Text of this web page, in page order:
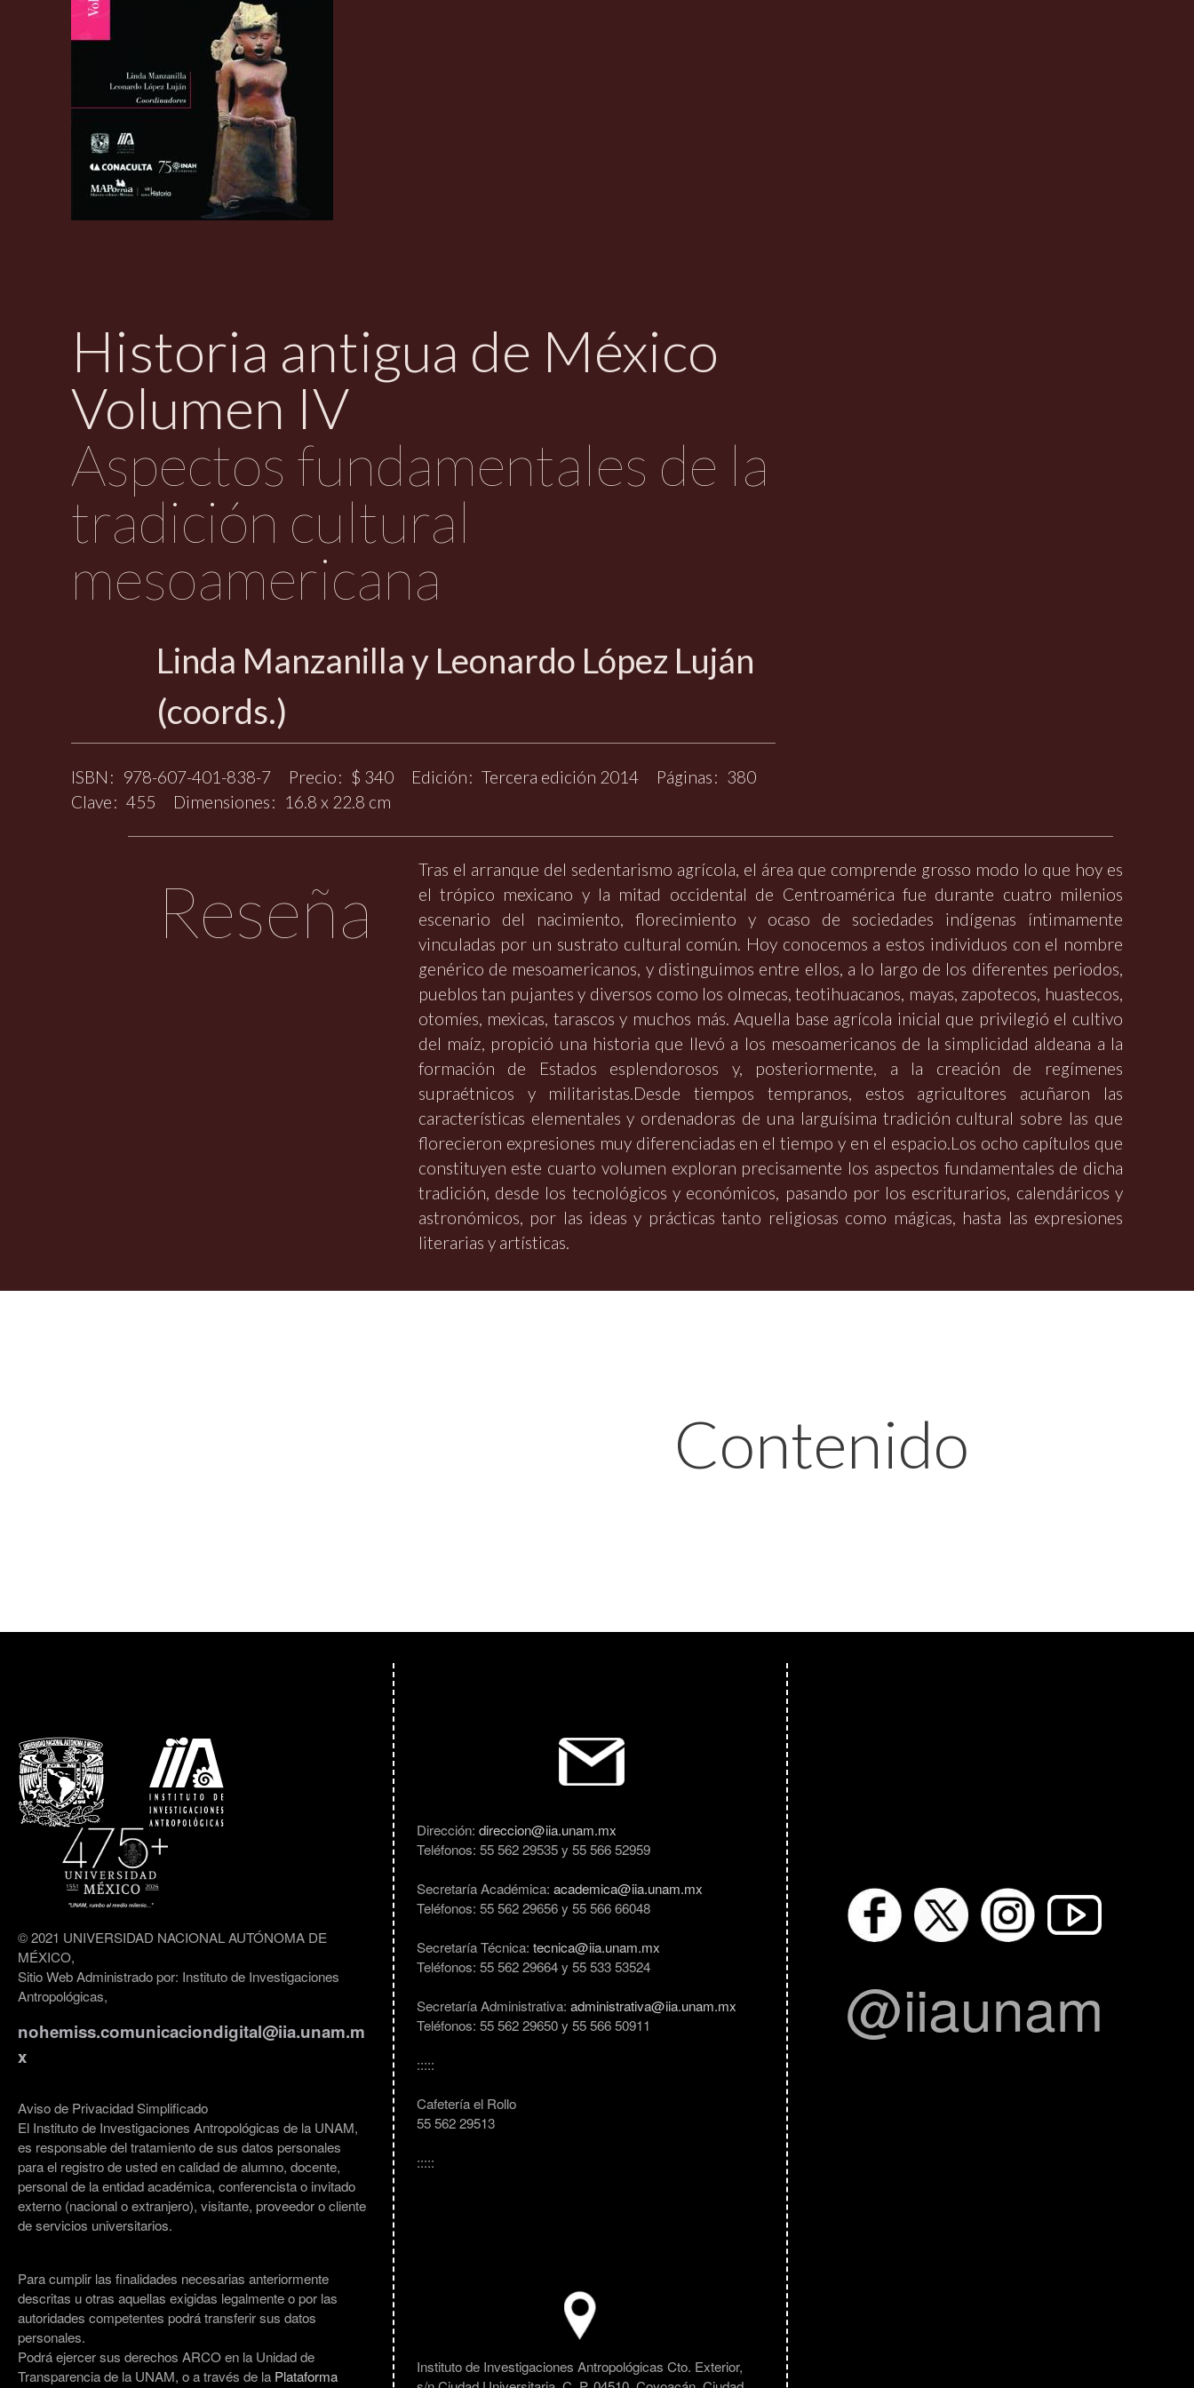
Historia antigua de México
Volumen IV
Aspectos fundamentales de la
tradición cultural
mesoamericana
Linda Manzanilla y Leonardo López Luján
(coords.)
ISBN 978-607-401-838-7 Precio $ 340 Edición Tercera edición 2014 Páginas
380
Clave
455 Dimensiones 16.8 x 22.8 cm
Reseña
Tras el arranque del sedentarismo agrícola, el área que comprende grosso modo lo que hoy es
el trópico mexicano y la mitad occidental de Centroamérica fue durante cuatro milenios
escenario del nacimiento, florecimiento y ocaso de sociedades indígenas íntimamente
vinculadas por un sustrato cultural común. Hoy conocemos a estos individuos con el nombre
genérico de mesoamericanos, y distinguimos entre ellos, a lo largo de los diferentes periodos,
pueblos tan pujantes y diversos como los olmecas, teotihuacanos, mayas, zapotecos, huastecos,
otomíes, mexicas, tarascos y muchos más. Aquella base agrícola inicial que privilegió el cultivo
del maíz, propició una historia que llevó a los mesoamericanos de la simplicidad aldeana a la
formación de Estados esplendorosos y, posteriormente, a la creación de regímenes
supraétnicos y militaristas.Desde tiempos tempranos, estos agricultores acuñaron las
características elementales y ordenadoras de una larguísima tradición cultural sobre las que
florecieron expresiones muy diferenciadas en el tiempo y en el espacio.Los ocho capítulos que
constituyen este cuarto volumen exploran precisamente los aspectos fundamentales de dicha
tradición, desde los tecnológicos y económicos, pasando por los escriturarios, calendáricos y
astronómicos, por las ideas y prácticas tanto religiosas como mágicas, hasta las expresiones
literarias y artísticas.
Contenido
© 2021 UNIVERSIDAD NACIONAL AUTÓNOMA DE
MÉXICO,
Sitio Web Administrado por: Instituto de Investigaciones
Antropológicas,
nohemiss.comunicaciondigital@iia.unam.m
x
Aviso de Privacidad Simplificado
El Instituto de Investigaciones Antropológicas de la UNAM,
es responsable del tratamiento de sus datos personales
para el registro de usted en calidad de alumno, docente,
personal de la entidad académica, conferencista o invitado
externo (nacional o extranjero), visitante, proveedor o cliente
de servicios universitarios.
Para cumplir las finalidades necesarias anteriormente
descritas u otras aquellas exigidas legalmente o por las
autoridades competentes podrá transferir sus datos
personales.
Podrá ejercer sus derechos ARCO en la Unidad de
Transparencia de la UNAM, o a través de la Plataforma
Dirección: direccion@iia.unam.mx
Teléfonos: 55 562 29535 y 55 566 52959
Secretaría Académica: academica@iia.unam.mx
Teléfonos: 55 562 29656 y 55 566 66048
Secretaría Técnica: tecnica@iia.unam.mx
Teléfonos: 55 562 29664 y 55 533 53524
Secretaría Administrativa: administrativa@iia.unam.mx
Teléfonos: 55 562 29650 y 55 566 50911
:::::
Cafetería el Rollo
55 562 29513
:::::
Instituto de Investigaciones Antropológicas Cto. Exterior,
@iiaunam